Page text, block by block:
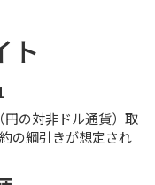
ト
の対非ドル通貨）取
の綱引きが想定され